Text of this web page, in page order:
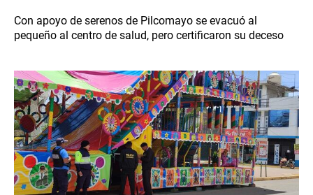
Con apoyo de serenos de Pilcomayo se evacuó al
pequeño al centro de salud, pero certificaron su deceso